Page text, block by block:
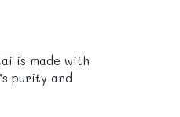
is made with
purity and